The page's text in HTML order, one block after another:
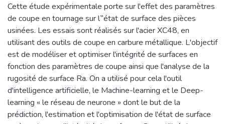
Cette étude expérimentale porte sur l'effet des paramètres
de coupe en tournage sur l‟état de surface des pièces
usinées. Les essais sont réalisés sur l'acier XC48, en
utilisant des outils de coupe en carbure métallique. L'objectif
est de modéliser et optimiser l'intégrité de surfaces en
fonction des paramètres de coupe ainsi que l'analyse de la
rugosité de surface Ra. On a utilisé pour cela l'outil
d'intelligence artificielle, le Machine-learning et le Deep-
learning « le réseau de neurone » dont le but de la
prédiction, l'estimation et l'optimisation de l'état de surface